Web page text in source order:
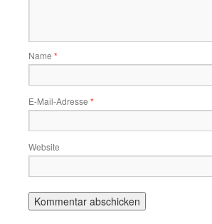
Name *
E-Mail-Adresse *
Website